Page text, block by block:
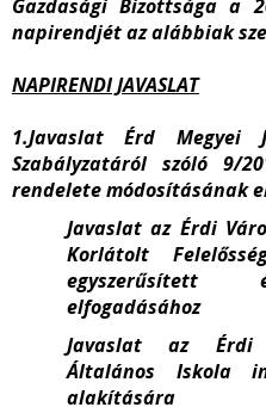
Gazdasági Bizottsága a
napirendjét az alábbiak
NAPIRENDI JAVASLAT
1.Javaslat Érd Megyei
Szabályzatáról szóló 9/
rendelete módosításának
Javaslat az Érdi
Korlátolt
egyszerűsített
elfogadásához
Javaslat az Érdi
Általános Iskola
alakítására